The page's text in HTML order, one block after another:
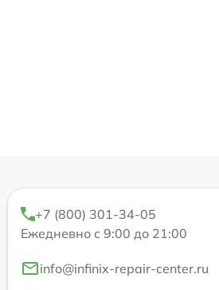
+7 (800) 301-34-05
Ежедневно с 9:00 до 21:00
info@infinix-repair-center.ru